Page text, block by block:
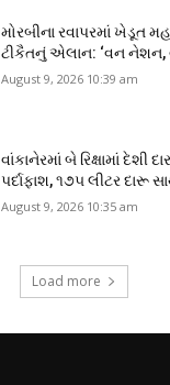
મોરબીના રવાપરમાં ખેડૂત
ટીકૈતનું એલાન: ‘વન
August 9, 2026 10:39 am
વાંકાનેરમાં બે રિક્ષામાં દેશી
પર્દાફાશ, ૧૭૫ લીટર દારૂ
August 9, 2026 10:35 am
Load more